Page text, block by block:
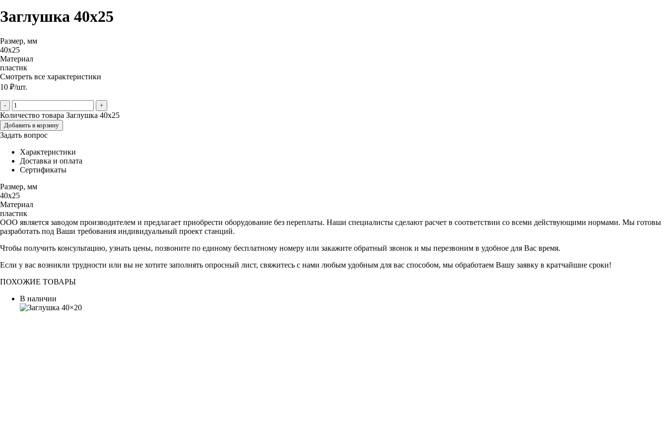
Заглушка 40х25
Размер, мм
40х25
Материал
пластик
Смотреть все характеристики
10 ₽/шт.
- +
Количество товара Заглушка 40х25
Добавить в корзину
Задать вопрос
Характеристики
Доставка и оплата
Сертификаты
Размер, мм
40х25
Материал
пластик
ООО является заводом производителем и предлагает приобрести оборудование без переплаты. Наши специалисты сделают расчет в соответствии со всеми действующими нормами. Мы готовы
разработать под Ваши требования индивидуальный проект станций.
Чтобы получить консультацию, узнать цены, позвоните по единому бесплатному номеру или закажите обратный звонок и мы перезвоним в удобное для Вас время.
Если у вас возникли трудности или вы не хотите заполнять опросный лист, свяжитесь с нами любым удобным для вас способом, мы обработаем Вашу заявку в кратчайшие сроки!
ПОХОЖИЕ ТОВАРЫ
В наличии